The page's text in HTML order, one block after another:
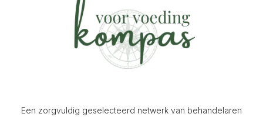
Een zorgvuldig geselecteerd netwerk van behandelaren